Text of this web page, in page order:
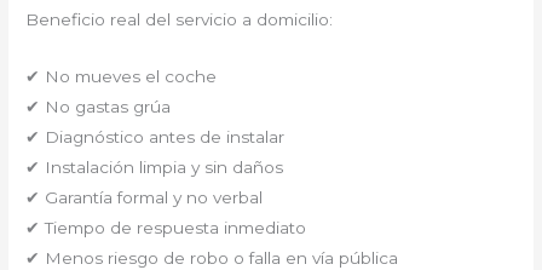
Beneficio real del servicio a domicilio:
✔ No mueves el coche
✔ No gastas grúa
✔ Diagnóstico antes de instalar
✔ Instalación limpia y sin daños
✔ Garantía formal y no verbal
✔ Tiempo de respuesta inmediato
✔ Menos riesgo de robo o falla en vía pública